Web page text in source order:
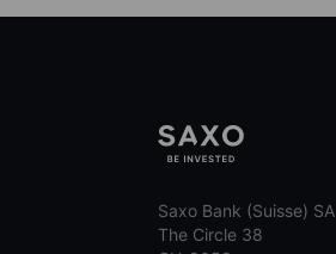
Saxo Bank (Suisse) SA
The Circle 38